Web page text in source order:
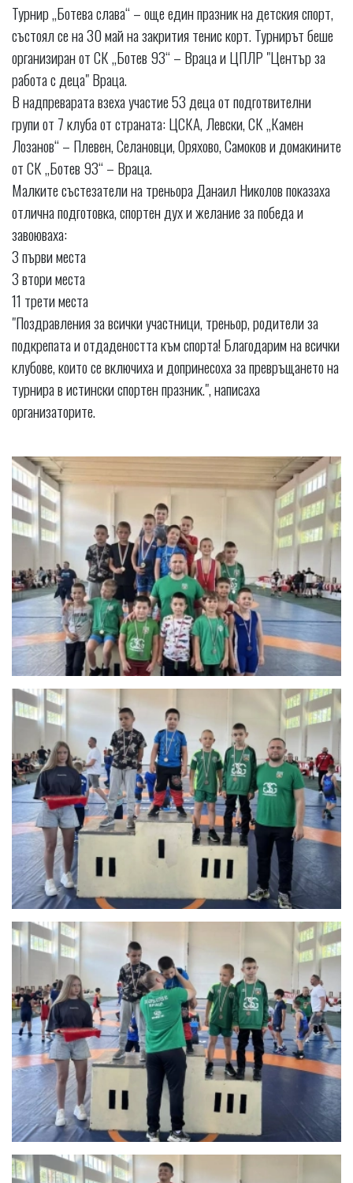
Турнир „Ботева слава“ – още един празник на детския спорт,
състоял се на 30 май на закрития тенис корт. Турнирът беше
организиран от СК „Ботев 93“ – Враца и ЦПЛР "Център за
работа с деца" Враца.
В надпреварата взеха участие 53 деца от подготвителни
групи от 7 клуба от страната: ЦСКА, Левски, СК „Камен
Лозанов“ – Плевен, Селановци, Оряхово, Самоков и домакините
от СК „Ботев 93“ – Враца.
Малките състезатели на треньора Данаил Николов показаха
отлична подготовка, спортен дух и желание за победа и
завоюваха:
3 първи места
3 втори места
11 трети места
"Поздравления за всички участници, треньор, родители за
подкрепата и отдадеността към спорта! Благодарим на всички
клубове, които се включиха и допринесоха за превръщането на
турнира в истински спортен празник.", написаха
организаторите.